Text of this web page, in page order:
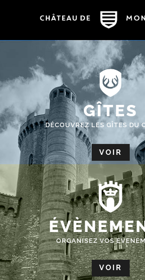
GÎTES
DÉCOUVREZ LES GÎTES DU
VOIR
ORGANISEZ VOS
VOIR